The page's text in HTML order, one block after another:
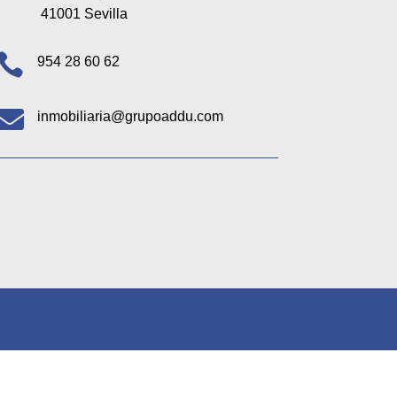
41001 Sevilla
954 28 60 62
inmobiliaria@grupoaddu.com